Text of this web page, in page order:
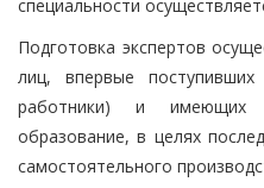
специальности
Подготовка экспертов
лиц, впервые
работники) и имеющих
образование, в целях
самостоятельного